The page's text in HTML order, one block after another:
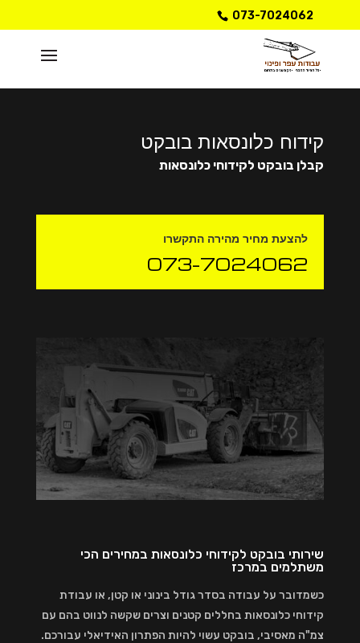
073-7024062
קידוח כלונסאות בובקט
קבלן בובקט לקידוחי כלונסאות
להצעת מחיר מהירה התקשרו
073-7024062
שירותי בובקט לקידוחי כלונסאות במחירים הכי
משתלמים במרכז
כשמדובר על עבודה בסדר גודל בינוני או קטן, או עבודת
קידוחי כלונסאות בחללים קטנים וצרים שקשה לנווט בהם עם
צמ"ה מאסיבי, בובקט עשוי להיות הפתרון האידיאלי עבורכם.